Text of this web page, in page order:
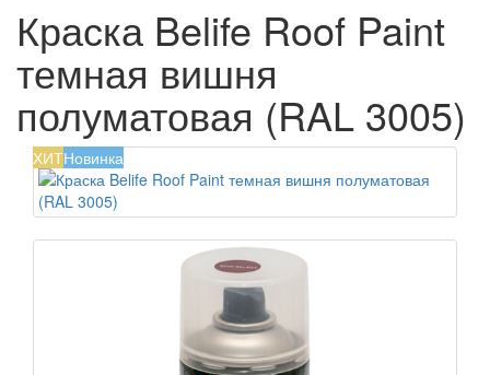
Краска Belife Roof Paint
темная вишня
полуматовая (RAL 3005)
ХИТНовинка